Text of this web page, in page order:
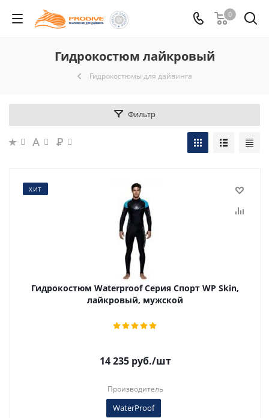
0
Гидрокостюм лайкровый
Гидрокостюмы для дайвинга
Фильтр
ХИТ
Гидрокостюм Waterproof Серия Спорт WP Skin,
лайкровый, мужской
14 235руб./шт
Производитель
WaterProof